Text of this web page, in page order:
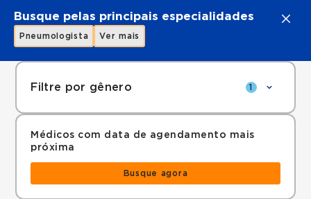
Busque pelas principais especialidades
Pneumologista Ver mais
Filtre por gênero 1
Médicos com data de agendamento mais
próxima
Busque agora